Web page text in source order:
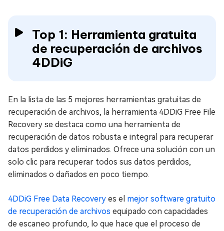
Top 1: Herramienta gratuita
de recuperación de archivos
4DDiG
En la lista de las 5 mejores herramientas gratuitas de
recuperación de archivos, la herramienta 4DDiG Free File
Recovery se destaca como una herramienta de
recuperación de datos robusta e integral para recuperar
datos perdidos y eliminados. Ofrece una solución con un
solo clic para recuperar todos sus datos perdidos,
eliminados o dañados en poco tiempo.
4DDiG Free Data Recovery es el mejor software gratuito
de recuperación de archivos equipado con capacidades
de escaneo profundo, lo que hace que el proceso de